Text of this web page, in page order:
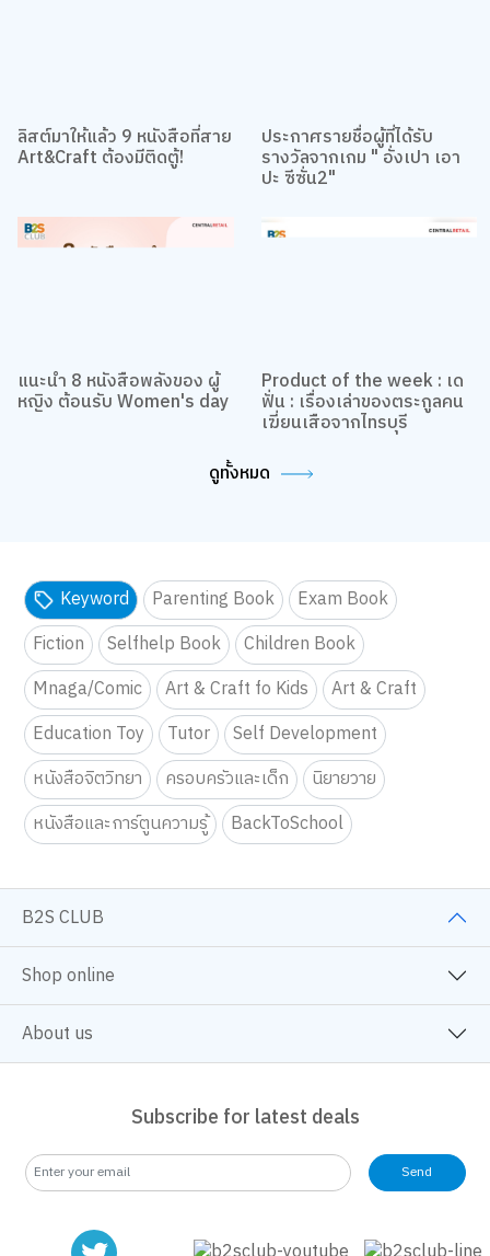
ลิสต์มาให้แล้ว 9 หนังสือที่สาย
Art&Craft ต้องมีติดตู้!
ประกาศรายชื่อผู้ที่ได้รับ
รางวัลจากเกม " อั่งเปา เอา
แนะนำ 8 หนังสือพลังของ ผู้
หญิง ต้อนรับ Women's day
Product of the week : เด
ฟั่น : เรื่องเล่าของตระกูลคน
เฆี่ยนเสือจากไทรบุรี
ดูทั้งหมด
Keyword Parenting Book
Exam Book
Fiction
Selfhelp Book
Children Book
Mnaga/Comic
Art & Craft fo Kids
Art & Craft
Education Toy
Tutor
Self Development
หนังสือจิตวิทยา
ครอบครัวและเด็ก
นิยายวาย
หนังสือและการ์ตูนความรู้
BackToSchool
Shop online
Send
TOP
We use cookies to improve your experience and performance on our
website. You can manage your preferences by clicking "Change
Preferences".
Accept All
Change Preferences